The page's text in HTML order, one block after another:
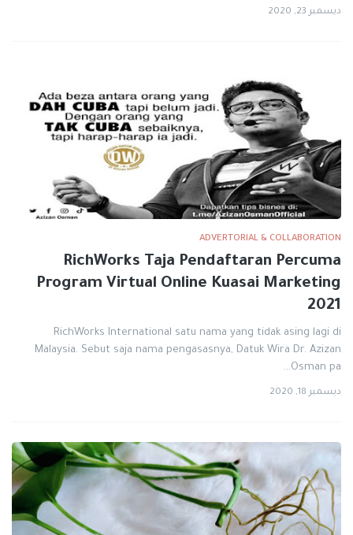
ديسمبر 23, 2020
ADVERTORIAL & COLLABORATION
RichWorks Taja Pendaftaran Percuma
Program Virtual Online Kuasai Marketing
2021
RichWorks International satu nama yang tidak asing lagi di
Malaysia. Sebut saja nama pengasasnya, Datuk Wira Dr. Azizan
Osman pa…
ديسمبر 18, 2020